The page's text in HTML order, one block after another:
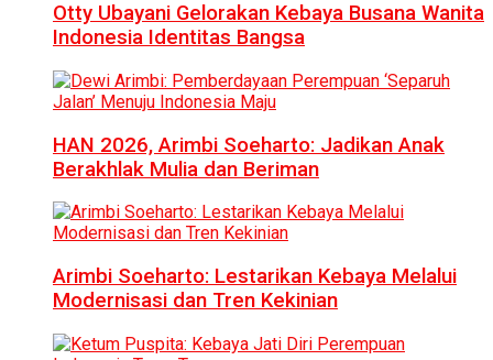
Otty Ubayani Gelorakan Kebaya Busana Wanita
Indonesia Identitas Bangsa
HAN 2026, Arimbi Soeharto: Jadikan Anak
Berakhlak Mulia dan Beriman
Arimbi Soeharto: Lestarikan Kebaya Melalui
Modernisasi dan Tren Kekinian